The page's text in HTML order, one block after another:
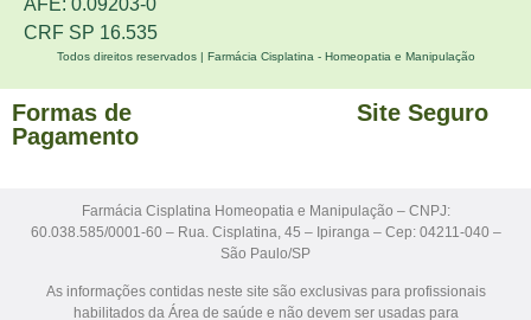
AFE: 0.09203-0
CRF SP 16.535
Todos direitos reservados | Farmácia Cisplatina - Homeopatia e Manipulação
Formas de
Pagamento
Site Seguro
Farmácia Cisplatina Homeopatia e Manipulação – CNPJ:
60.038.585/0001-60 – Rua. Cisplatina, 45 – Ipiranga – Cep: 04211-040 –
São Paulo/SP
As informações contidas neste site são exclusivas para profissionais
habilitados da Área de saúde e não devem ser usadas para